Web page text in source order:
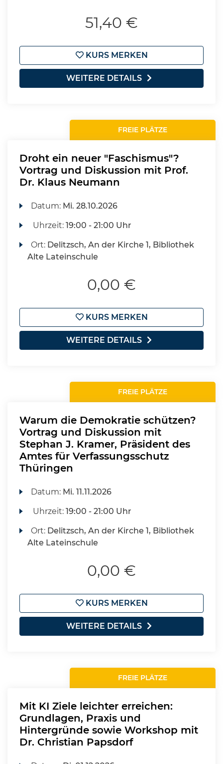
51,40 €
KURS MERKEN
WEITERE DETAILS
FREIE PLÄTZE
Droht ein neuer "Faschismus"?
Vortrag und Diskussion mit Prof.
Dr. Klaus Neumann
Datum: Mi. 28.10.2026
Uhrzeit:19:00 - 21:00 Uhr
Ort: Delitzsch, An der Kirche 1, Bibliothek
Alte Lateinschule
0,00 €
KURS MERKEN
WEITERE DETAILS
FREIE PLÄTZE
Warum die Demokratie schützen?
Vortrag und Diskussion mit
Stephan J. Kramer, Präsident des
Amtes für Verfassungsschutz
Thüringen
Datum: Mi. 11.11.2026
Uhrzeit:19:00 - 21:00 Uhr
Ort: Delitzsch, An der Kirche 1, Bibliothek
Alte Lateinschule
0,00 €
KURS MERKEN
WEITERE DETAILS
FREIE PLÄTZE
Mit KI Ziele leichter erreichen:
Grundlagen, Praxis und
Hintergründe sowie Workshop mit
Dr. Christian Papsdorf